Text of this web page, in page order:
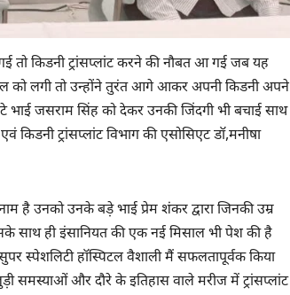
तो किडनी ट्रांसप्लांट करने की नौबत आ गई जब यह
को लगी तो उन्होंने तुरंत आगे आकर अपनी किडनी अपने
जसराम सिंह को देकर उनकी जिंदगी भी बचाई साथ
ट्रांसप्लांट विभाग की एसोसिएट डॉ,मनीषा
है उनको उनके बड़े भाई प्रेम शंकर द्वारा जिनकी उम्र
साथ ही इंसानियत की एक नई मिसाल भी पेश की है
स्पेशलिटी हॉस्पिटल वैशाली मैं सफलतापूर्वक किया
समस्याओं और दौरे के इतिहास वाले मरीज में ट्रांसप्लांट